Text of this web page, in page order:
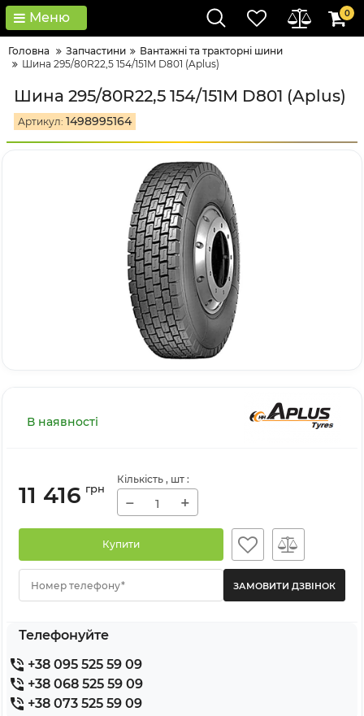
Меню 0
Головна Запчастини
Вантажні та тракторні шини
Шина 295/80R22,5 154/151M D801 (Aplus)
Шина 295/80R22,5 154/151M D801 (Aplus)
Артикул: 1498995164
В наявності
11 416 грн
Кількість , шт :
− +
Купити
Номер телефону*
Телефонуйте
+38 095 525 59 09
+38 068 525 59 09
+38 073 525 59 09